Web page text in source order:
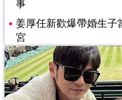
事
姜厚任新歡爆帶婚生子
宮